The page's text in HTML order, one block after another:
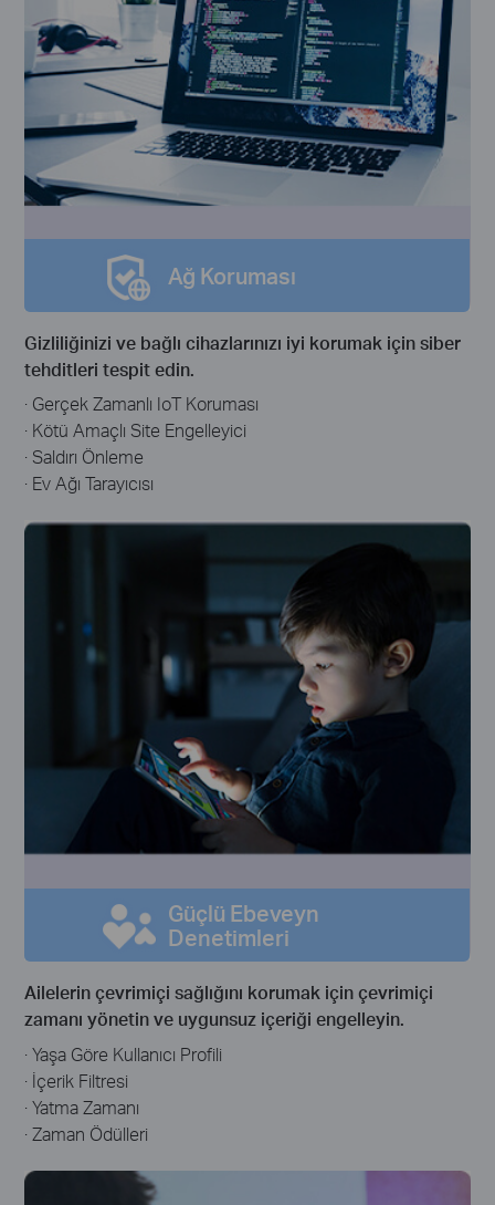
Ağ Koruması
Gizliliğinizi ve bağlı cihazlarınızı iyi korumak için siber
tehditleri tespit edin.
· Gerçek Zamanlı IoT Koruması
· Kötü Amaçlı Site Engelleyici
· Saldırı Önleme
· Ev Ağı Tarayıcısı
Güçlü Ebeveyn
Denetimleri
Ailelerin çevrimiçi sağlığını korumak için çevrimiçi
zamanı yönetin ve uygunsuz içeriği engelleyin.
· Yaşa Göre Kullanıcı Profili
· İçerik Filtresi
· Yatma Zamanı
· Zaman Ödülleri